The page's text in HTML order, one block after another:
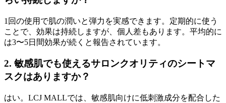
1回の使用で肌の潤いと弾力を実感できます。定期的に使う
ことで、効果は持続しますが、個人差もあります。平均的に
は3〜5日間効果が続くと報告されています。
2. 敏感肌でも使えるサロンクオリティのシートマ
スクはありますか？
はい。LCJ MALLでは、敏感肌向けに低刺激成分を配合した